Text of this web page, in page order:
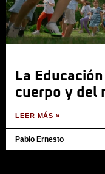
La
cuerpo y del
LEER MÁS »
Pablo Ernesto